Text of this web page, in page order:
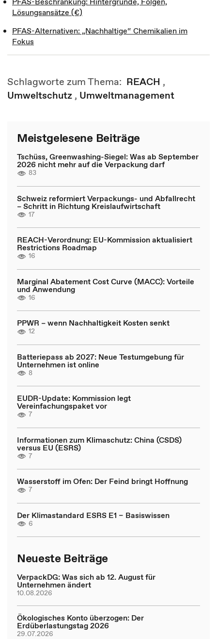
Lösungsansätze (€)
PFAS-Alternativen: „Nachhaltige“ Chemikalien im
Fokus
Schlagworte zum Thema: REACH ,
Umweltschutz , Umweltmanagement
Meistgelesene Beiträge
Tschüss, Greenwashing-Siegel: Was ab September
2026 nicht mehr auf die Verpackung darf
83
Schweiz reformiert Verpackungs- und Abfallrecht
– Schritt in Richtung Kreislaufwirtschaft
17
REACH-Verordnung: EU-Kommission aktualisiert
Restrictions Roadmap
16
Marginal Abatement Cost Curve (MACC): Vorteile
und Anwendung
16
PPWR – wenn Nachhaltigkeit Kosten senkt
12
Batteriepass ab 2027: Neue Testumgebung für
Unternehmen ist online
8
EUDR-Update: Kommission legt
Vereinfachungspaket vor
7
Informationen zum Klimaschutz: China (CSDS)
versus EU (ESRS)
7
Wasserstoff im Ofen: Der Feind bringt Hoffnung
7
Der Klimastandard ESRS E1 – Basiswissen
6
Neueste Beiträge
VerpackDG: Was sich ab 12. August für
Unternehmen ändert
10.08.2026
Ökologisches Konto überzogen: Der
Erdüberlastungstag 2026
29.07.2026